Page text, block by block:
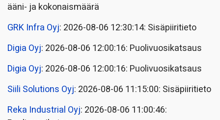
ääni- ja kokonaismäärä
GRK Infra Oyj: 2026-08-06 12:30:14: Sisäpiiritieto
Digia Oyj: 2026-08-06 12:00:16: Puolivuosikatsaus
Digia Oyj: 2026-08-06 12:00:16: Puolivuosikatsaus
Siili Solutions Oyj: 2026-08-06 11:15:00: Sisäpiiritieto
Reka Industrial Oyj: 2026-08-06 11:00:46: